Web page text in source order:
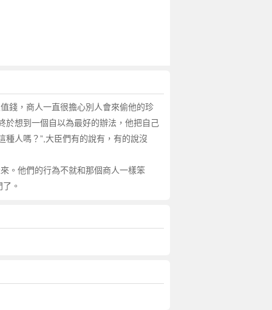
錢，商人一直很擔心別人會來偷他的珍
於想到一個自以為最好的辦法，他把自己
種人嗎？”,大臣們有的說有，有的說沒
。他們的行為不就和那個商人一樣笨
。